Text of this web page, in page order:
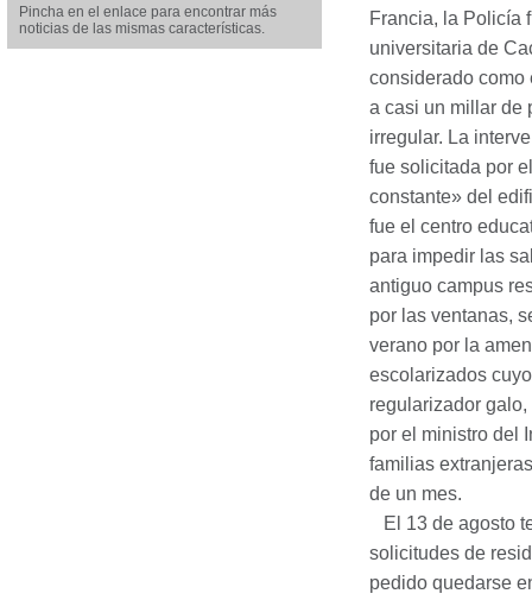
Pincha en el enlace para encontrar más
noticias de las mismas características.
Francia, la Policía
universitaria de
considerado como
a casi un millar de
irregular. La
fue solicitada por
constante» del
fue el centro
para impedir las
antiguo campus
por las ventanas,
verano por la
escolarizados
regularizador
por el ministro del
familias
de un mes.
El 13 de agosto
solicitudes de
pedido quedarse